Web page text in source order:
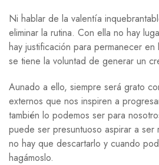
Ni hablar de la valentía
eliminar la rutina. Con ella no hay
hay justificación para permanecer
se tiene la voluntad de generar un
Aunado a ello, siempre será grato
externos que nos inspiren a
también lo podemos ser para
puede ser presuntuoso aspirar a
no hay que descartarlo y cuando
hagámoslo.